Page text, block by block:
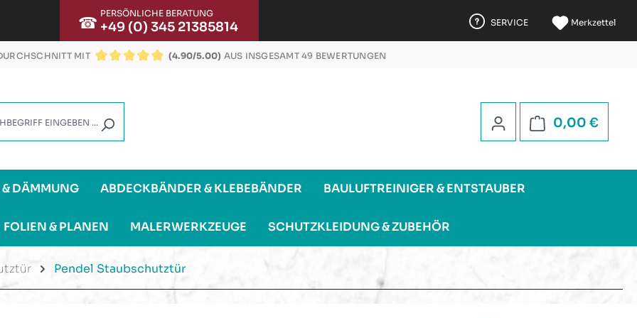
☎ PERSÖNLICHE BERATUNG
+49 (0) 345 21385814 SERVICE Merkzettel
MIT
(4.90/5.00) AUS INSGESAMT 49 BEWERTUNGEN
0,00 €
DÄMMUNG ABDECKBÄNDER & KLEBEBÄNDER BAULUFTREINIGER & ENTSTAUBER
FOLIEN & PLANEN MALERWERKZEUGE SCHUTZKLEIDUNG & ZUBEHÖR
Pendel Staubschutztür